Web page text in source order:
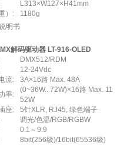
L313×W127×H41mm
）:
1180g
明书
解码驱动器 LT-916-OLED
DMX512/RDM
12-24Vdc
流:
3A×16路 Max. 48A
率:
(0~36W...72W)×16路 Max. 11
52W
座:
5针XLR, RJ45, 绿色端子
调光/色温/RGB/RGBW
0.1～9.9
8bit(256级)/16bit(65536级)